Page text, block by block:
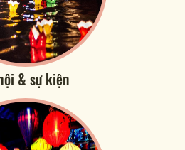
& sự kiện